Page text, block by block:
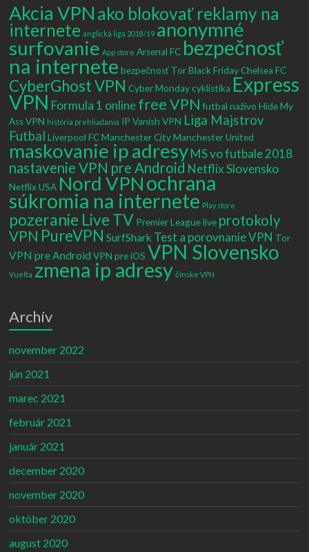
Akcia VPN ako blokovať reklamy na
internete anglická liga 2018/19 anonymné
surfovanie App store Arsenal FC bezpečnosť
na internete bezpečnosť Tor Black Friday Chelsea FC
CyberGhost VPN Cyber Monday cyklistika Express
VPN Formula 1 onlinefree VPN futbal naživo Hide My
Ass VPN história prehliadania IP Vanish VPN Liga Majstrov
Futbal Liverpool FC Manchester City Manchester United
maskovanie ip adresyMS vo futbale 2018
nastavenie VPN pre Android Netflix Slovensko
Netflix USA Nord VPNochrana
súkromia na internete Play store
pozeranie Live TV Premier League live protokoly
VPN PureVPN SurfShark Test a porovnanie VPN Tor
VPN pre Android VPN pre iOS VPN Slovensko
Vuelta zmena ip adresy čínske VPN
Archív
november 2022
jún 2021
marec 2021
február 2021
január 2021
december 2020
november 2020
október 2020
august 2020